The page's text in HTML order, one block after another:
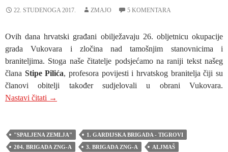
22. STUDENOGA 2017. ZMAJO 5 KOMENTARA
Ovih dana hrvatski građani obilježavaju 26. obljetnicu okupacije
grada Vukovara i zločina nad tamošnjim stanovnicima i
braniteljima. Stoga naše čitatelje podsjećamo na raniji tekst našeg
člana Stipe Pilića, profesora povijesti i hrvatskog branitelja čiji su
članovi obitelji također sudjelovali u obrani Vukovara.
Nastavi čitati STIPO PILIĆ: JEDAN POGLED NA BITKU ZA
→
"SPALJENA ZEMLJA"
1. GARDIJSKA BRIGADA - TIGROVI
204. BRIGADA ZNG-A
3. BRIGADA ZNG-A
ALJMAŠ